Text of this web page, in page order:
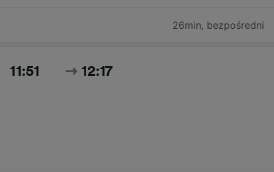
26min, bezpośredni
11:51 12:17